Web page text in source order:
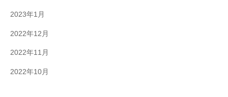
2023年1月
2022年12月
2022年11月
2022年10月